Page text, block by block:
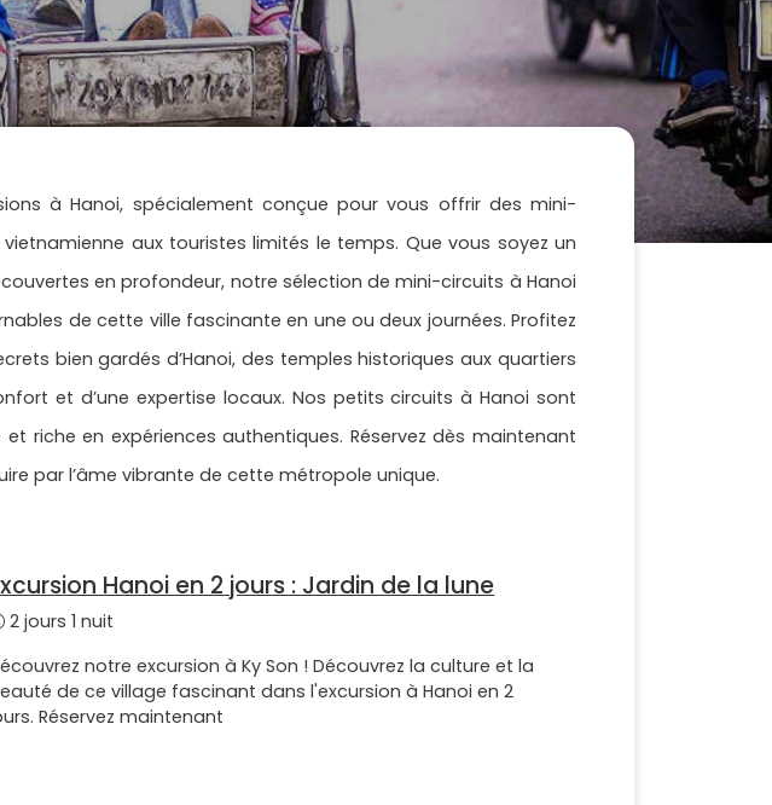
à Hanoi, spécialement conçue pour vous offrir des mini-
aux touristes limités le temps. Que vous soyez un
en profondeur, notre sélection de mini-circuits à Hanoi
de cette ville fascinante en une ou deux journées. Profitez
bien gardés d’Hanoi, des temples historiques aux quartiers
et d’une expertise locaux. Nos petits circuits à Hanoi sont
riche en expériences authentiques. Réservez dès maintenant
par l’âme vibrante de cette métropole unique.
Hanoi en 2 jours : Jardin de la lune
2 jours 1 nuit
notre excursion à Ky Son ! Découvrez la culture et la
de ce village fascinant dans l'excursion à Hanoi en 2
Réservez maintenant